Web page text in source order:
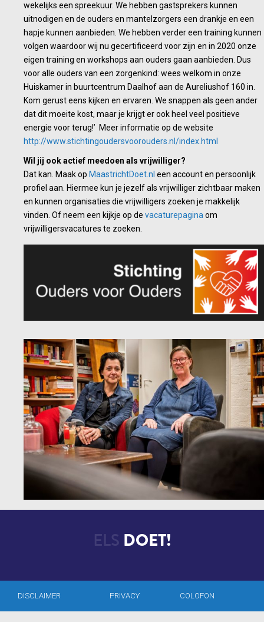
wekelijks een spreekuur. We hebben gastsprekers kunnen
uitnodigen en de ouders en mantelzorgers een drankje en een
hapje kunnen aanbieden. We hebben verder een training kunnen
volgen waardoor wij nu gecertificeerd voor zijn en in 2020 onze
eigen training en workshops aan ouders gaan aanbieden. Dus
voor alle ouders van een zorgenkind: wees welkom in onze
Huiskamer in buurtcentrum Daalhof aan de Aureliushof 160 in.
Kom gerust eens kijken en ervaren. We snappen als geen ander
dat dit moeite kost, maar je krijgt er ook heel veel positieve
energie voor terug!’ Meer informatie op de website
http://www.stichtingoudersvoorouders.nl/index.html
Wil jij ook actief meedoen als vrijwilliger?
Dat kan. Maak op MaastrichtDoet.nl een account en persoonlijk
profiel aan. Hiermee kun je jezelf als vrijwilliger zichtbaar maken
en kunnen organisaties die vrijwilligers zoeken je makkelijk
vinden. Of neem een kijkje op de vacaturepagina om
vrijwilligersvacatures te zoeken.
ELS DOET!
DISCLAIMER PRIVACY COLOFON